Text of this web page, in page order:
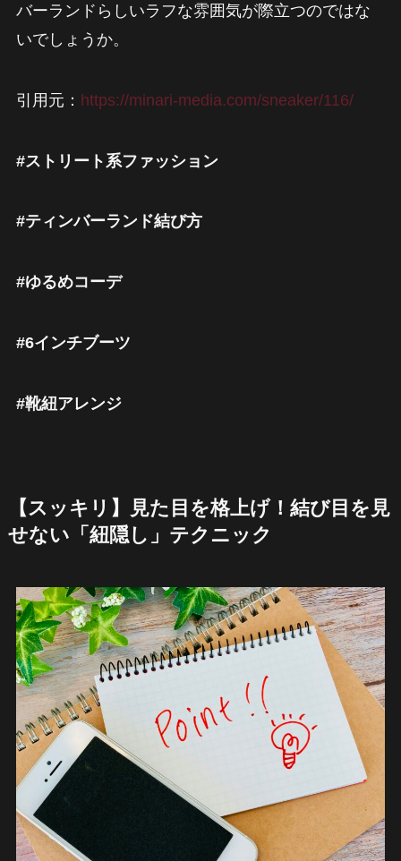
バーランドらしいラフな雰囲気が際立つのではな
いでしょうか。
引用元： https://minari-media.com/sneaker/116/
#ストリート系ファッション
#ティンバーランド結び方
#ゆるめコーデ
#6インチブーツ
#靴紐アレンジ
【スッキリ】見た目を格上げ！結び目を見
せない「紐隠し」テクニック